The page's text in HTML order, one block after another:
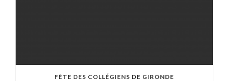
FÊTE DES COLLÉGIENS DE GIRONDE